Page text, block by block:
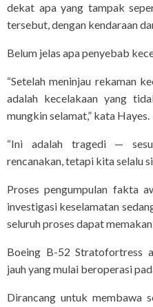
dekat apa yang tampak
tersebut, dengan kendaraan
Belum jelas apa penyebab
“Setelah meninjau rekaman
adalah kecelakaan yang
mungkin selamat,” kata Hayes.
“Ini adalah tragedi —
rencanakan, tetapi kita selalu
Proses pengumpulan fakta
investigasi keselamatan
seluruh proses dapat
Boeing B-52 Stratofortress
jauh yang mulai beroperasi
Dirancang untuk membawa